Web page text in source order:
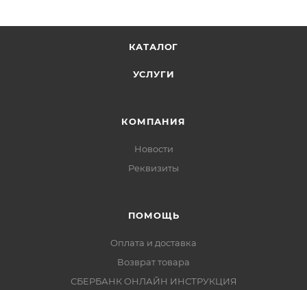
КАТАЛОГ
УСЛУГИ
КОМПАНИЯ
Новости
Реквизиты
ПОМОЩЬ
Оплата и доставка
Возврат товара
СБЕРБАНК ОНЛАЙН ИНСТРУКЦИЯ